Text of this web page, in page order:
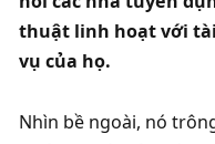
thuật linh hoạt với
vụ của họ.
Nhìn bề ngoài, nó